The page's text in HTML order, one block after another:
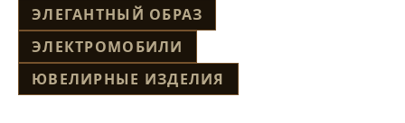
ЭЛЕГАНТНЫЙ ОБРАЗ
ЭЛЕКТРОМОБИЛИ
ЮВЕЛИРНЫЕ ИЗДЕЛИЯ